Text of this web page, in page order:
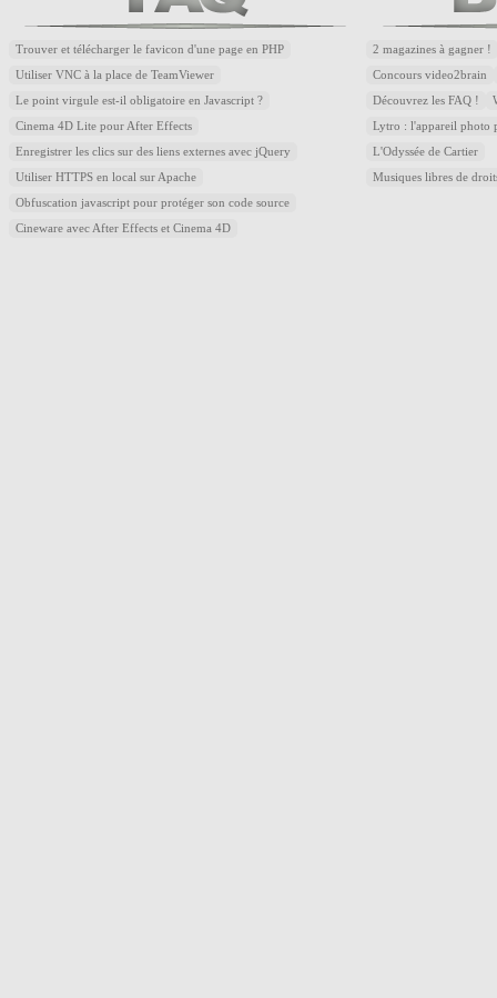
Trouver et télécharger le favicon d'une page en PHP
Utiliser VNC à la place de TeamViewer
Le point virgule est-il obligatoire en Javascript ?
Cinema 4D Lite pour After Effects
Enregistrer les clics sur des liens externes avec jQuery
Utiliser HTTPS en local sur Apache
Obfuscation javascript pour protéger son code source
Cineware avec After Effects et Cinema 4D
2 magazines à gagner !
Concours video2brain
Découvrez les FAQ !
Lytro : l'appareil photo
L'Odyssée de Cartier
Musiques libres de